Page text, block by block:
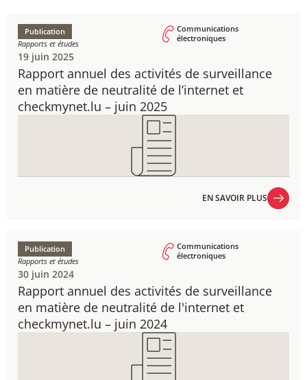
Rapport annuel des activités de surveillance
en matière de neutralité de l’internet et
checkmynet.lu – juin 2025
Publication
Rapports et études
Communications
électroniques
19 juin 2025
EN SAVOIR PLUS
Rapport annuel des activités de surveillance
en matière de neutralité de l'internet et
checkmynet.lu – juin 2024​
Publication
Rapports et études
Communications
électroniques
30 juin 2024